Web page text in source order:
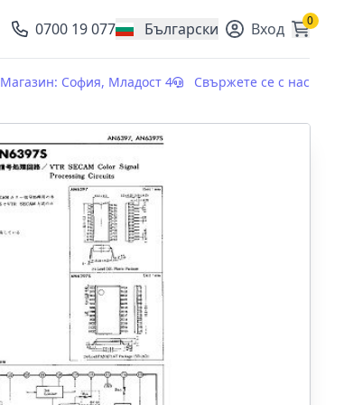
0700 19 077 Български
, change currency Вход 0
Магазин: София, Младост 4 Свържете се с нас